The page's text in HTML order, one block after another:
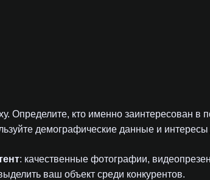
Определите, кто именно заинтересован в
демографические данные и
: качественные фотографии,
ваш объект среди конкурентов.